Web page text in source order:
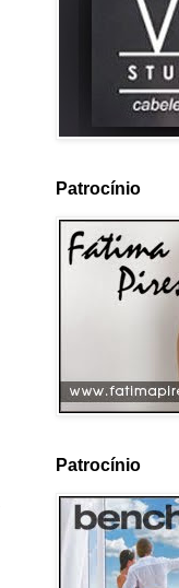
Patrocínio
Patrocínio